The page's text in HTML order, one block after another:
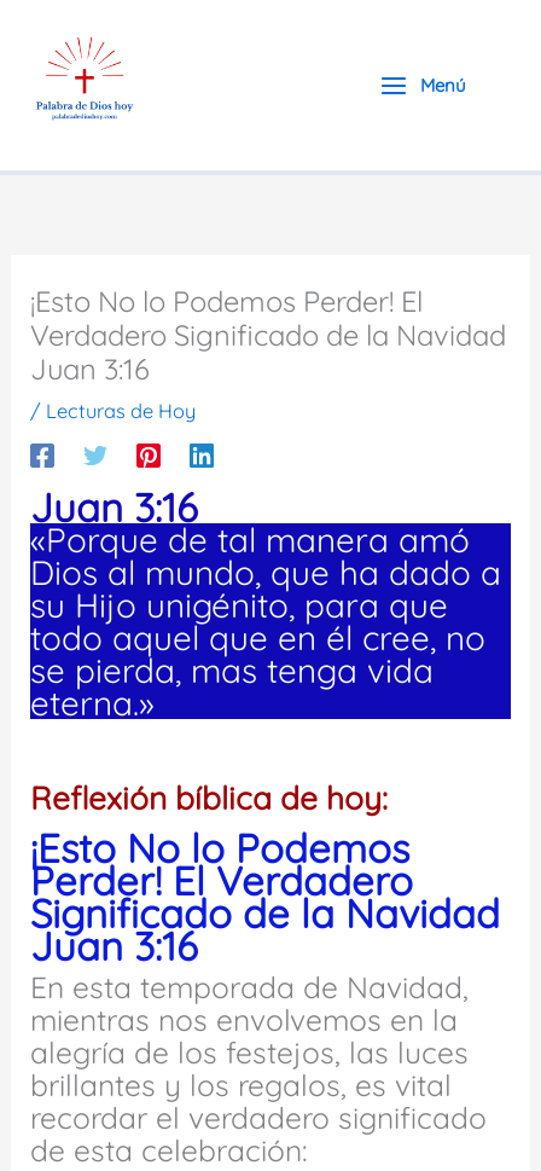
contenido
Menú
¡Esto No lo Podemos Perder! El
Verdadero Significado de la Navidad
Juan 3:16
/ Lecturas de Hoy
Juan 3:16
«Porque de tal manera amó
Dios al mundo, que ha dado a
su Hijo unigénito, para que
todo aquel que en él cree, no
se pierda, mas tenga vida
eterna.»
Reflexión bíblica de hoy:
¡Esto No lo Podemos
Perder! El Verdadero
Significado de la Navidad
Juan 3:16
En esta temporada de Navidad,
mientras nos envolvemos en la
alegría de los festejos, las luces
brillantes y los regalos, es vital
recordar el verdadero significado
de esta celebración: